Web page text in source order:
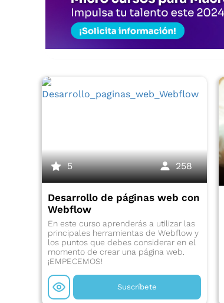
5 258
Desarrollo de páginas web con
Webflow
En este curso aprenderás a utilizar las
principales herramientas de Webflow y
los puntos que debes considerar en el
momento de crear una página web.
¡EMPECEMOS!
Suscríbete